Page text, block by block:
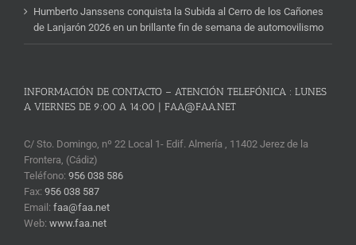
Humberto Janssens conquista la Subida al Cerro de los Cañones
de Lanjarón 2026 en un brillante fin de semana de automovilismo
INFORMACIÓN DE CONTACTO – ATENCIÓN TELEFÓNICA : LUNES
A VIERNES DE 9:00 A 14:00 | FAA@FAA.NET
C/ Sto. Domingo, nº 22 Local 1- Edif. Almería , 11402 Jerez de la
Frontera, (Cádiz)
Teléfono: 956 038 586
Fax: 956 038 587
Email: faa@faa.net
Web: www.faa.net